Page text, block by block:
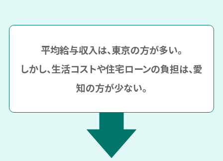
平均給与収入は、東京の方が多い。
しかし、生活コストや住宅ローンの負担は、愛
知の方が少ない。